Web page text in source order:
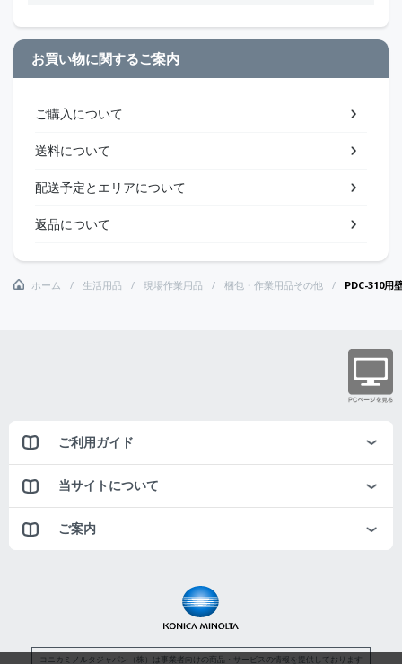
お買い物に関するご案内
ご購入について
送料について
配送予定とエリアについて
返品について
ホーム 生活用品 現場作業用品 梱包・作業用品その他 PDC-310用
ご利用ガイド
当サイトについて
ご案内
コニカミノルタジャパン（株）は事業者向けの商品・サービスの情報を提供しております